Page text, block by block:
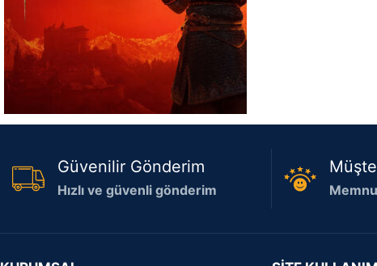
Güvenilir Gönderim
Hızlı ve güvenli gönderim